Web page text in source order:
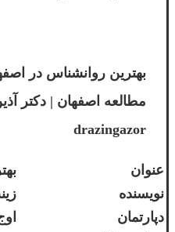
بهترین روانشناس در
مطالعه اصفهان | دکتر
drazingazor
عنوان
نویسنده
دپارتمان